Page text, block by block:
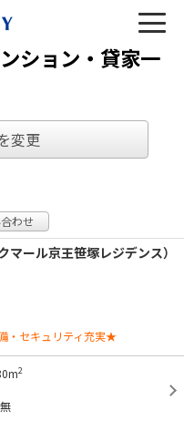
6984
合わせ
ション・貸家一
変更
わせ
ール京王笹塚レジデンス）
・セキュリティ充実★
2
無